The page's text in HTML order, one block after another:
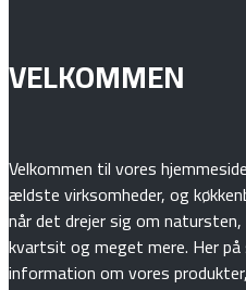
VELKOMMEN
Velkommen til vores
ældste virksomheder, og
når det drejer sig om
kvartsit og meget mere. Her
information om vores